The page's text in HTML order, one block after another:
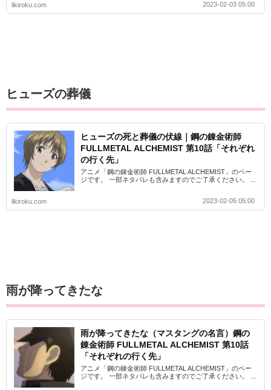
likiroku.com 2023-02-03 05:00
ヒューズの葬儀
ヒューズの死と葬儀の伏線｜鋼の錬金術師
FULLMETAL ALCHEMIST 第10話「それぞれ
の行く先」
アニメ「鋼の錬金術師 FULLMETAL ALCHEMIST」のペー
ジです。 一部ネタバレも含みますのでご了承ください。 ...
likiroku.com 2023-02-05 05:00
雨が降ってきたな
雨が降ってきたな（マスタングの名言）鋼の
錬金術師 FULLMETAL ALCHEMIST 第10話
「それぞれの行く先」
アニメ「鋼の錬金術師 FULLMETAL ALCHEMIST」のペー
ジです。 一部ネタバレも含みますのでご了承ください。 ...